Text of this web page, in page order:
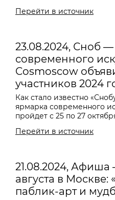
Перейти в источник
23.08.2024, Сноб
современного
Cosmoscow
участников 2024
Как стало известно
ярмарка современного
пройдет с 25 по 27
Перейти в источник
21.08.2024,
августа в
паблик-арт и